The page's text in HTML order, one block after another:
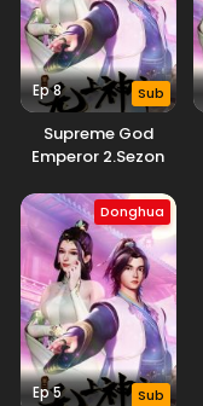
Ep 8 Sub
Supreme God
Emperor 2.Sezon
Donghua
Ep 5 Sub